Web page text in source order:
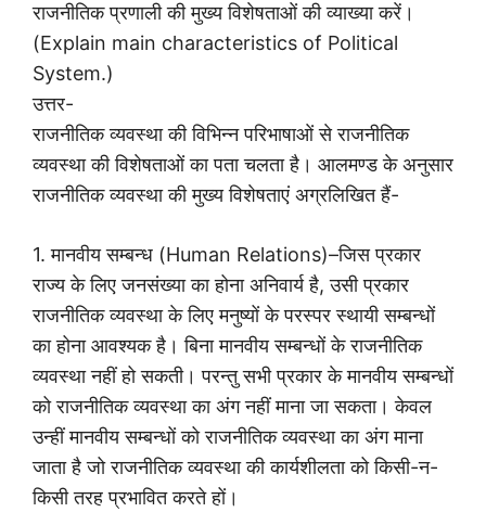
राजनीतिक प्रणाली की मुख्य विशेषताओं की व्याख्या करें।
(Explain main characteristics of Political
System.)
उत्तर-
राजनीतिक व्यवस्था की विभिन्न परिभाषाओं से राजनीतिक
व्यवस्था की विशेषताओं का पता चलता है। आलमण्ड के अनुसार
राजनीतिक व्यवस्था की मुख्य विशेषताएं अग्रलिखित हैं-
1. मानवीय सम्बन्ध (Human Relations)–जिस प्रकार
राज्य के लिए जनसंख्या का होना अनिवार्य है, उसी प्रकार
राजनीतिक व्यवस्था के लिए मनुष्यों के परस्पर स्थायी सम्बन्धों
का होना आवश्यक है। बिना मानवीय सम्बन्धों के राजनीतिक
व्यवस्था नहीं हो सकती। परन्तु सभी प्रकार के मानवीय सम्बन्धों
को राजनीतिक व्यवस्था का अंग नहीं माना जा सकता। केवल
उन्हीं मानवीय सम्बन्धों को राजनीतिक व्यवस्था का अंग माना
जाता है जो राजनीतिक व्यवस्था की कार्यशीलता को किसी-न-
किसी तरह प्रभावित करते हों।